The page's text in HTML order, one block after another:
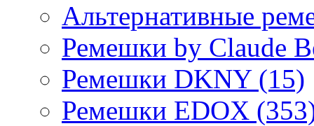
Альтернативные
Ремешки by Claude
Ремешки DKNY (15)
Ремешки EDOX